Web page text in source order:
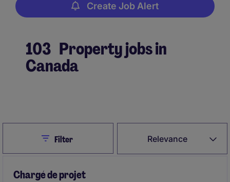
Create Job Alert
103 Property jobs in
Canada
Relevance
CloseFilter
Chargé de projet